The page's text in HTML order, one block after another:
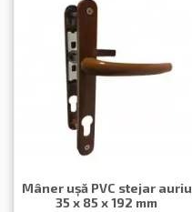
Mâner ușă PVC stejar auriu
35 x 85 x 192 mm